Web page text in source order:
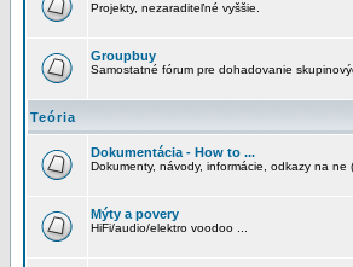
Projekty, nezaraditeľné vyššie.
Groupbuy
Samostatné fórum pre dohadovanie
Teória
Dokumentácia - How to ...
Dokumenty, návody, informácie, odkazy na ne
Mýty a povery
HiFi/audio/elektro voodoo ...